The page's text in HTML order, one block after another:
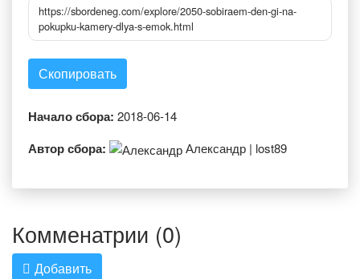
https://sbordeneg.com/explore/2050-sobiraem-den-gi-na-
pokupku-kamery-dlya-s-emok.html
Скопировать
Начало сбора: 2018-06-14
Автор сбора: Александр | lost89
Комменатрии (0)
Добавить